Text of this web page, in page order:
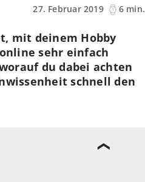
27. Februar 2019
6 min.
mit deinem Hobby
sehr einfach
du dabei achten
schnell den